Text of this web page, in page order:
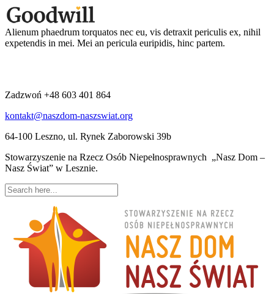
Alienum phaedrum torquatos nec eu, vis detraxit periculis ex, nihil
expetendis in mei. Mei an pericula euripidis, hinc partem.
Zadzwoń +48 603 401 864
kontakt@naszdom-naszswiat.org
64-100 Leszno, ul. Rynek Zaborowski 39b
Stowarzyszenie na Rzecz Osób Niepełnosprawnych „Nasz Dom –
Nasz Świat” w Lesznie.